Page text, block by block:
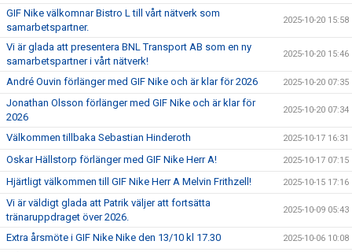
GIF Nike välkomnar Bistro L till vårt nätverk som
samarbetspartner.
2025-10-20 15:58
Vi är glada att presentera BNL Transport AB som en ny
samarbetspartner i vårt nätverk!
2025-10-20 15:46
André Ouvin förlänger med GIF Nike och är klar för 2026 2025-10-20 07:35
Jonathan Olsson förlänger med GIF Nike och är klar för
2026
2025-10-20 07:34
Välkommen tillbaka Sebastian Hinderoth 2025-10-17 16:31
Oskar Hällstorp förlänger med GIF Nike Herr A! 2025-10-17 07:15
Hjärtligt välkommen till GIF Nike Herr A Melvin Frithzell! 2025-10-15 17:16
Vi är väldigt glada att Patrik väljer att fortsätta
tränaruppdraget över 2026.
2025-10-09 05:43
Extra årsmöte i GIF Nike Nike den 13/10 kl 17.30 2025-10-06 10:08